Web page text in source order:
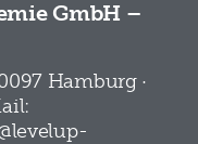
GmbH –
Hamburg ·